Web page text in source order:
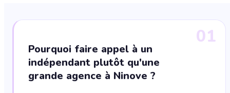
01
Pourquoi faire appel à un
indépendant plutôt qu'une
grande agence à Ninove ?